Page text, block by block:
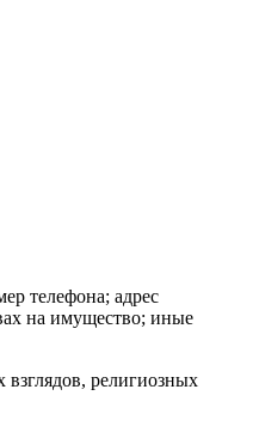
телефона; адрес
на имущество; иные
религиозных